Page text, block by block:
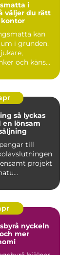
i
kan
i grunden.
och käns...
en lönsam
till
projekt
mer